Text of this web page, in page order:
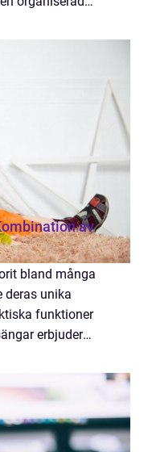
av
bland många
deras unika
funktioner
erbjuder